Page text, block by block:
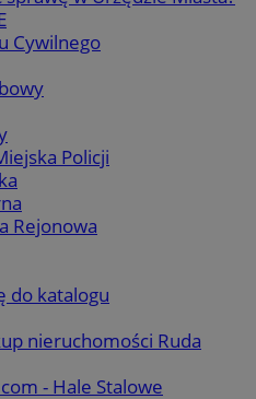
Cywilnego
Policji
Rejonowa
do katalogu
nieruchomości Ruda
- Hale Stalowe